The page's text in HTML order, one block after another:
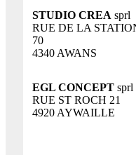
STUDIO CREA sprl
RUE DE LA
70
4340 AWANS
EGL CONCEPT sprl
RUE ST ROCH 21
4920 AYWAILLE